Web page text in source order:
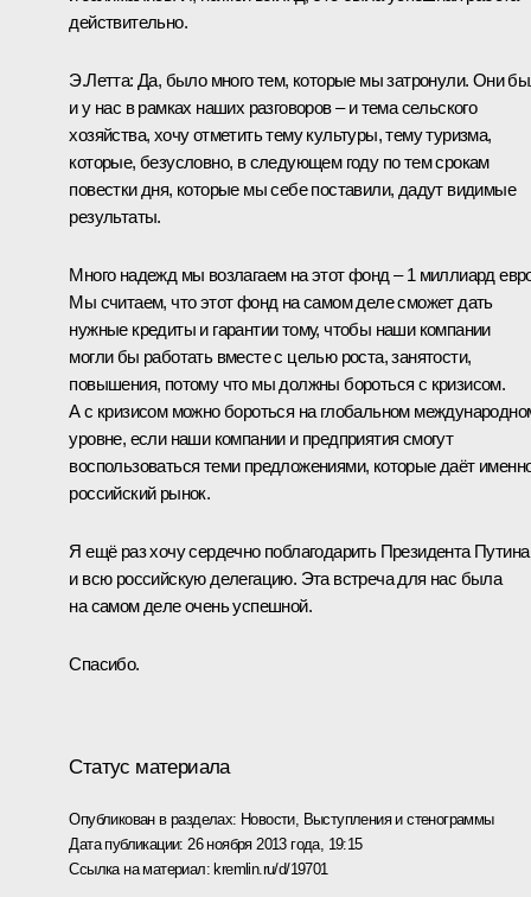
действительно.
Э.Летта: Да, было много тем, которые мы затронули. Они
и у нас в рамках наших разговоров – и тема сельского
хозяйства, хочу отметить тему культуры, тему туризма,
которые, безусловно, в следующем году по тем срокам
повестки дня, которые мы себе поставили, дадут видимые
результаты.
Много надежд мы возлагаем на этот фонд – 1 миллиард
Мы считаем, что этот фонд на самом деле сможет дать
нужные кредиты и гарантии тому, чтобы наши компании
могли бы работать вместе с целью роста, занятости,
повышения, потому что мы должны бороться с кризисом.
А с кризисом можно бороться на глобальном
уровне, если наши компании и предприятия смогут
воспользоваться теми предложениями, которые даёт
российский рынок.
Я ещё раз хочу сердечно поблагодарить Президента Путина
и всю российскую делегацию. Эта встреча для нас была
на самом деле очень успешной.
Спасибо.
Статус материала
Опубликован в разделах: Новости, Выступления и стенограммы
Дата публикации: 26 ноября 2013 года, 19:15
Ссылка на материал: kremlin.ru/d/19701